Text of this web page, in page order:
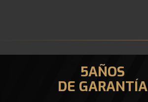
5AÑOS
DE GARANTÍA